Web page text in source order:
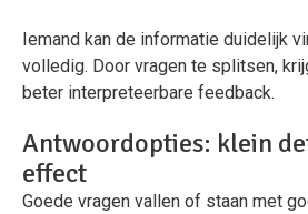
Iemand kan de informatie duidelijk
volledig. Door vragen te splitsen,
beter interpreteerbare feedback.
Antwoordopties: klein
effect
Goede vragen vallen of staan met